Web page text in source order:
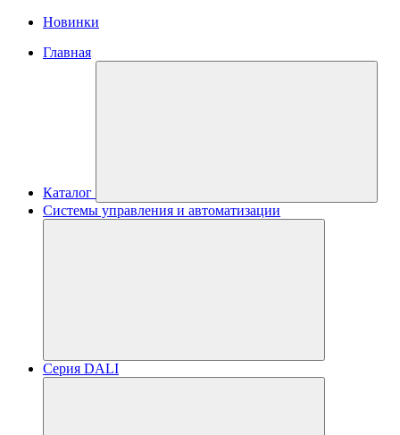
Новинки
Главная
Каталог
Системы управления и автоматизации
Серия DALI